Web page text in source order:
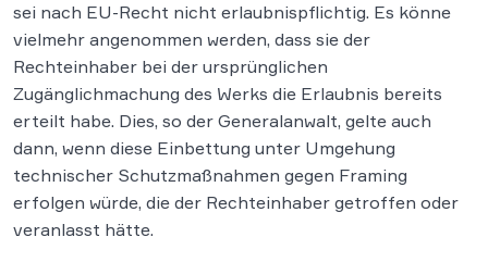
sei nach EU-Recht nicht erlaubnispflichtig. Es könne
vielmehr angenommen werden, dass sie der
Rechteinhaber bei der ursprünglichen
Zugänglichmachung des Werks die Erlaubnis bereits
erteilt habe. Dies, so der Generalanwalt, gelte auch
dann, wenn diese Einbettung unter Umgehung
technischer Schutzmaßnahmen gegen Framing
erfolgen würde, die der Rechteinhaber getroffen oder
veranlasst hätte.